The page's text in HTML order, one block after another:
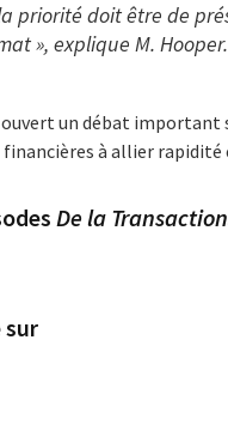
priorité doit être de
», explique M. Hooper.
un débat important
à allier rapidité
De la
sur